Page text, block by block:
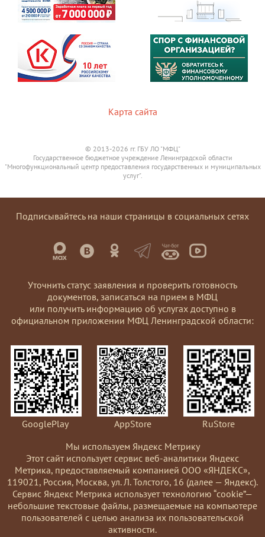
Карта сайта
© 2013-2026 гг. ГБУ ЛО "МФЦ"
Государственное бюджетное учреждение Ленинградской области
"Многофункциональный центр предоставления государственных и муниципальных
услуг".
Подписывайтесь на наши страницы в социальных сетях
Уточнить статус заявления и проверить готовность
документов, записаться на прием в МФЦ
или получить информацию об услугах доступно в
официальном приложении МФЦ Ленинградской области:
GooglePlay AppStore
RuStore
Мы используем Яндекс Метрику
Этот сайт использует сервис веб-аналитики Яндекс
Метрика, предоставляемый компанией ООО «ЯНДЕКС»,
119021, Россия, Москва, ул. Л. Толстого, 16 (далее — Яндекс).
Сервис Яндекс Метрика использует технологию “cookie”—
небольшие текстовые файлы, размещаемые на компьютере
пользователей с целью анализа их пользовательской
активности.